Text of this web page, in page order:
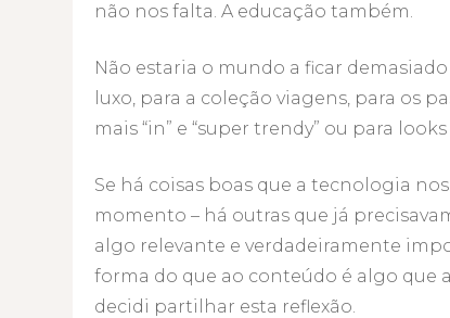
não nos falta. A educação também.
Não estaria o mundo a ficar
luxo, para a coleção viagens, para os
mais “in” e “super trendy” ou para
Se há coisas boas que a tecnologia
momento – há outras que já
algo relevante e verdadeiramente
forma do que ao conteúdo é algo que
decidi partilhar esta reflexão.